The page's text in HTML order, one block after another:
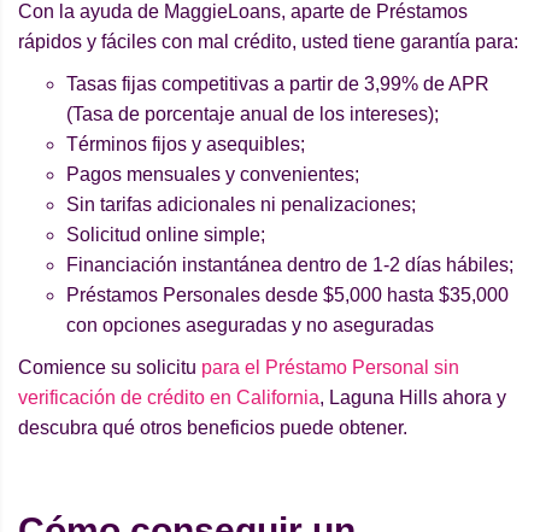
Con la ayuda de MaggieLoans, aparte de Préstamos
rápidos y fáciles con mal crédito, usted tiene garantía para:
Tasas fijas competitivas a partir de 3,99% de APR
(Tasa de porcentaje anual de los intereses);
Términos fijos y asequibles;
Pagos mensuales y convenientes;
Sin tarifas adicionales ni penalizaciones;
Solicitud online simple;
Financiación instantánea dentro de 1-2 días hábiles;
Préstamos Personales desde $5,000 hasta $35,000
con opciones aseguradas y no aseguradas
Comience su solicitu para el Préstamo Personal sin
verificación de crédito en California, Laguna Hills ahora y
descubra qué otros beneficios puede obtener.